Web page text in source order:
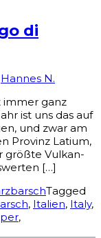
di
Hannes N.
immer ganz
ist uns das auf
und zwar am
Provinz Latium,
größte Vulkan-
[…]
Tagged
, Italien, Italy,
,